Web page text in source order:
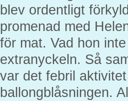
blev ordentligt
promenad med
för mat. Vad hon
extranyckeln. Så
var det febril
ballongblåsningen.